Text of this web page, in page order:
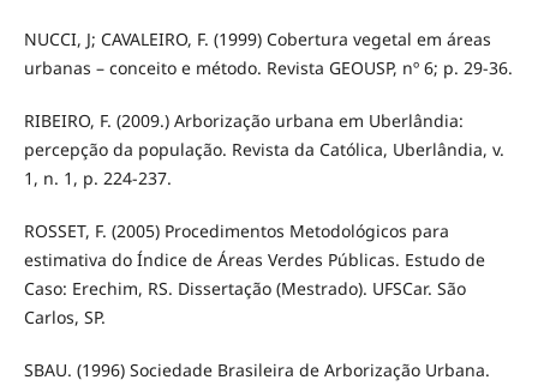
NUCCI, J; CAVALEIRO, F. (1999) Cobertura vegetal em áreas
urbanas – conceito e método. Revista GEOUSP, nº 6; p. 29-36.
RIBEIRO, F. (2009.) Arborização urbana em Uberlândia:
percepção da população. Revista da Católica, Uberlândia, v.
1, n. 1, p. 224-237.
ROSSET, F. (2005) Procedimentos Metodológicos para
estimativa do Índice de Áreas Verdes Públicas. Estudo de
Caso: Erechim, RS. Dissertação (Mestrado). UFSCar. São
Carlos, SP.
SBAU. (1996) Sociedade Brasileira de Arborização Urbana.